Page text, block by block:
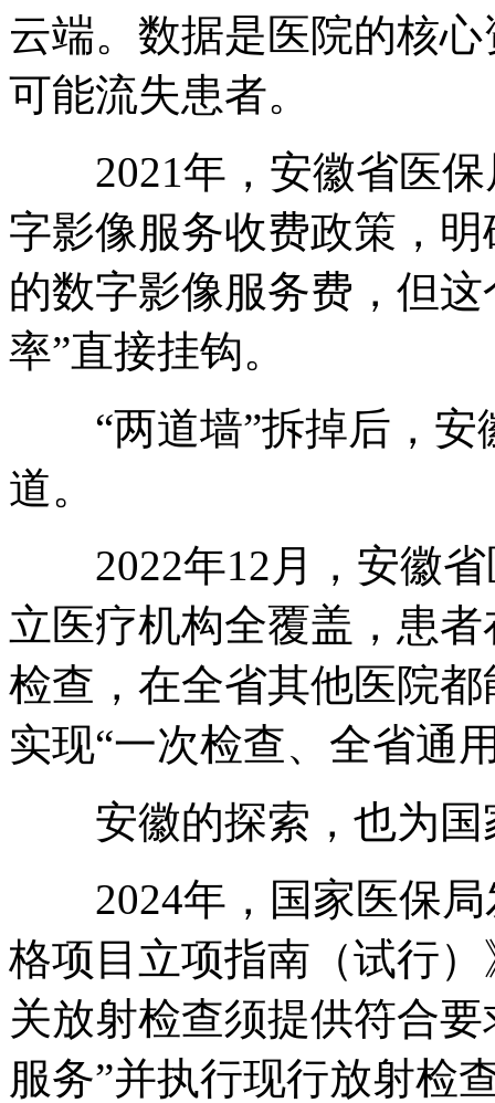
云端。数据是医院的核
可能流失患者。
2021年，安徽省医保
字影像服务收费政策，
的数字影像服务费，但
率”直接挂钩。
“两道墙”拆掉后，安
道。
2022年12月，安徽省
立医疗机构全覆盖，患
检查，在全省其他医院
实现“一次检查、全省通
安徽的探索，也为国
2024年，国家医保局
格项目立项指南（试行
关放射检查须提供符合
服务”并执行现行放射检